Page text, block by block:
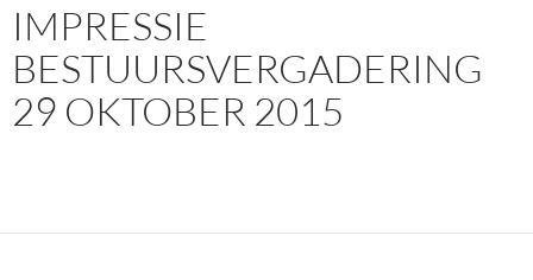
IMPRESSIE
BESTUURSVERGADERING
29 OKTOBER 2015